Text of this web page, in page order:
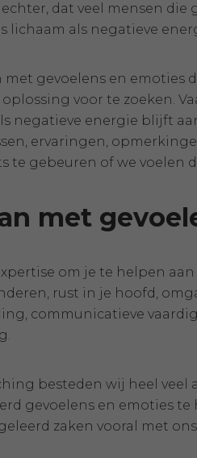
dat veel mensen
lichaam als negatieve
met gevoelens en emoties
voor te zoeken.
negatieve energie blijft
ervaringen,
te gebeuren of we voelen
met
om je te helpen
rust in je hoofd,
communicatieve
besteden wij heel veel
gevoelens en emoties
zaken vooral met